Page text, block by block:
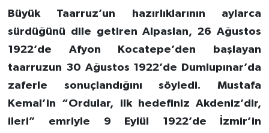
Büyük Taarruz’un hazırlıklarının aylarca
sürdüğünü dile getiren Alpaslan, 26 Ağustos
1922’de Afyon Kocatepe’den başlayan
taarruzun 30 Ağustos 1922’de Dumlupınar’da
zaferle sonuçlandığını söyledi. Mustafa
Kemal’in “Ordular, ilk hedefiniz Akdeniz’dir,
ileri” emriyle 9 Eylül 1922’de İzmir’in